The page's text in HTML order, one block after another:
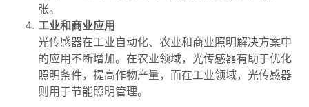
张。
工业和商业应用
光传感器在工业自动化、农业和商业照明解决方案中
的应用不断增加。在农业领域，光传感器有助于优化
照明条件，提高作物产量，而在工业领域，光传感器
则用于节能照明管理。